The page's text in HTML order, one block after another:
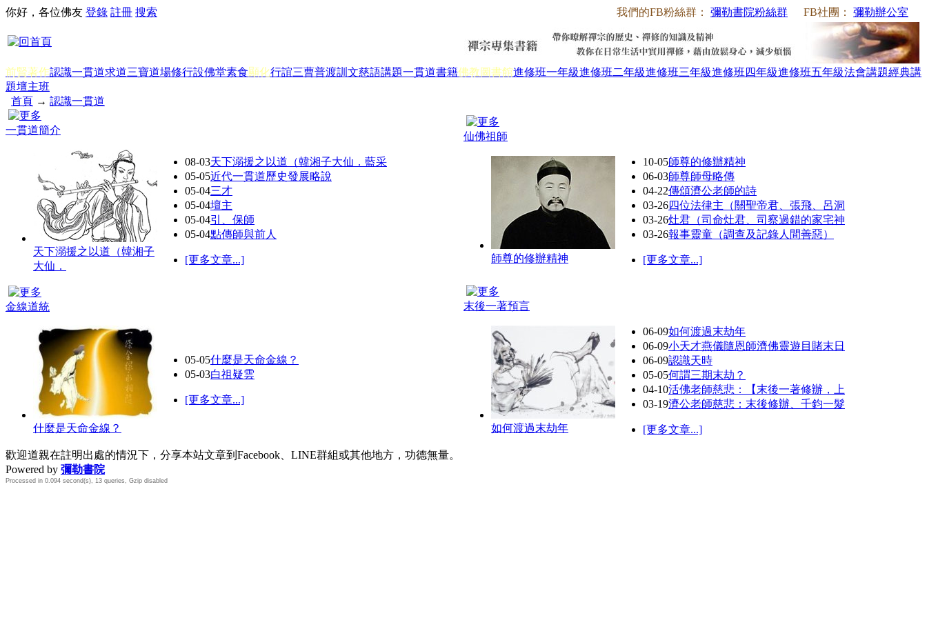
我們的FB粉絲群： 彌勒書院粉絲群 FB社團： 彌勒辦公室
你好，各位佛友 登錄 註冊 搜索
前賢著作認識一貫道求道三寶道場修行設佛堂素食顯化行誼三曹普渡訓文慈語講題一貫道書籍佛教圖書館進修班一年級進修班二年級進修班三年級進修班四年級進修班五年級法會講題經典講
題壇主班
首頁 → 認識一貫道
一貫道簡介
天下溺援之以道（韓湘子
大仙．
08-03天下溺援之以道（韓湘子大仙．藍采
05-05近代一貫道歷史發展略說
05-04三才
05-04壇主
05-04引、保師
05-04點傳師與前人
[更多文章...]
仙佛祖師
師尊的修辦精神
10-05師尊的修辦精神
06-03師尊師母略傳
04-22傳頌濟公老師的詩
03-26四位法律主（關聖帝君、張飛、呂洞
03-26灶君（司命灶君、司察過錯的家宅神
03-26報事靈童（調查及記錄人間善惡）
[更多文章...]
金線道統
什麼是天命金線？
05-05什麼是天命金線？
05-03白祖疑雲
[更多文章...]
末後一著預言
如何渡過末劫年
06-09如何渡過末劫年
06-09小天才燕儀隨恩師濟佛靈遊目賭末日
06-09認識天時
05-05何謂三期末劫？
04-10活佛老師慈悲：【末後一著修辦，上
03-19濟公老師慈悲：末後修辦、千鈞一髮
[更多文章...]
歡迎道親在註明出處的情況下，分享本站文章到Facebook、LINE群組或其他地方，功德無量。
Powered by 彌勒書院
Processed in 0.094 second(s), 13 queries, Gzip disabled